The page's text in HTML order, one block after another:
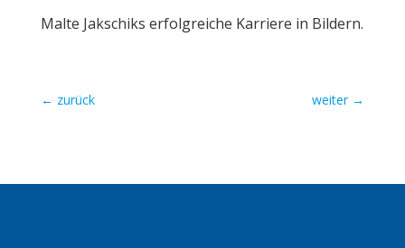
Malte Jakschiks erfolgreiche Karriere in Bildern.
← zurück weiter→